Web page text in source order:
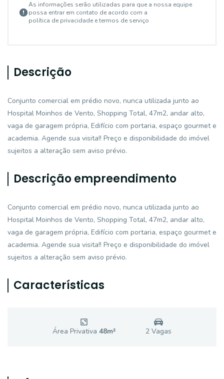
As informações serão utilizadas para que a nossa equipe
possa entrar em contato de acordo com a
política de privacidade e termos de serviço
Descrição
Conjunto comercial em prédio novo, nunca utilizada junto ao
Hospital Moinhos de Vento, Shopping Total, 47m2, andar alto,
vaga de garagem própria, Edifício com portaria, espaço gourmet e
academia. Agende sua visita!! Preço e disponibilidade do imóvel
sujeitos a alteração sem aviso prévio.
Descrição empreendimento
Conjunto comercial em prédio novo, nunca utilizada junto ao
Hospital Moinhos de Vento, Shopping Total, 47m2, andar alto,
vaga de garagem própria, Edifício com portaria, espaço gourmet e
academia. Agende sua visita!! Preço e disponibilidade do imóvel
sujeitos a alteração sem aviso prévio.
Características
Área Privativa 48m² 2 Vagas